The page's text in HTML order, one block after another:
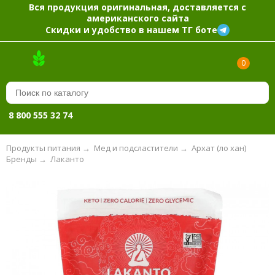
Вся продукция оригинальная, доставляется с
американского сайта
Скидки и удобство в нашем ТГ боте
0
8 800 555 32 74
Продукты питания → Мед и подсластители → Архат (ло хан)
Лаканто
Бренды →